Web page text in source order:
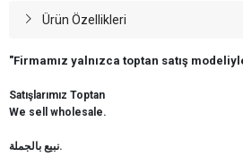
Ürün Özellikleri
"Firmamız yalnızca toptan satış
Satışlarımız Toptan
We sell wholesale.
نبيع بالجملة.